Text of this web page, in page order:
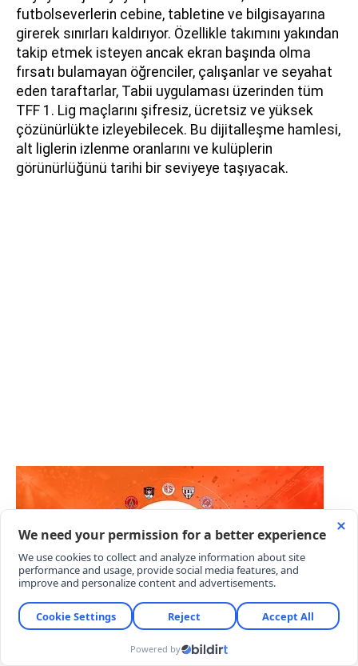
futbolseverlerin cebine, tabletine ve bilgisayarına
girerek sınırları kaldırıyor. Özellikle takımını yakından
takip etmek isteyen ancak ekran başında olma
fırsatı bulamayan öğrenciler, çalışanlar ve seyahat
eden taraftarlar, Tabii uygulaması üzerinden tüm
TFF 1. Lig maçlarını şifresiz, ücretsiz ve yüksek
çözünürlükte izleyebilecek. Bu dijitalleşme hamlesi,
alt liglerin izlenme oranlarını ve kulüplerin
görünürlüğünü tarihi bir seviyeye taşıyacak.